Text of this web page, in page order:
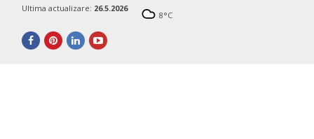
Ultima actualizare: 26.5.2026
8°C